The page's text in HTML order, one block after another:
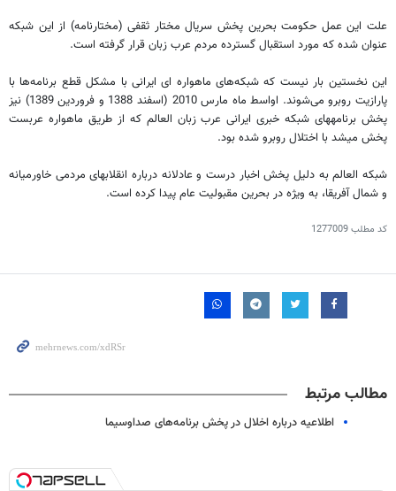
علت این عمل حکومت بحرین پخش سریال مختار ثقفی (مختارنامه) از این شبکه
عنوان شده که مورد استقبال گسترده مردم عرب زبان قرار گرفته است.
این نخستین بار نیست که شبکه‌های ماهواره ‎ای ایرانی با مشکل قطع برنامه‌ها با
پارازیت روبرو می‌شوند. اواسط ماه مارس 2010 (اسفند 1388 و فروردین 1389) نیز
پخش برنامه‎های شبکه خبری ایرانی عرب ‌زبان العالم که از طریق ماهواره عرب‎ست
پخش می‎شد با اختلال روبرو شده بود.
شبکه العالم به دلیل پخش اخبار درست و عادلانه درباره انقلابهای مردمی خاورمیانه
و شمال آفریقا، به ویژه در بحرین مقبولیت عام پیدا کرده است.
کد مطلب1277009
مطالب مرتبط
اطلاعیه درباره اخلال در پخش برنامه‌های صداوسیما